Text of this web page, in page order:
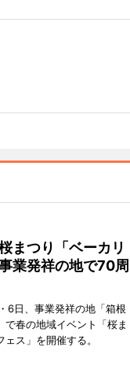
まつり「ベーカリ
業発祥の地で70周
6日、事業発祥の地「箱根
で春の地域イベント「桜ま
ス」を開催する。